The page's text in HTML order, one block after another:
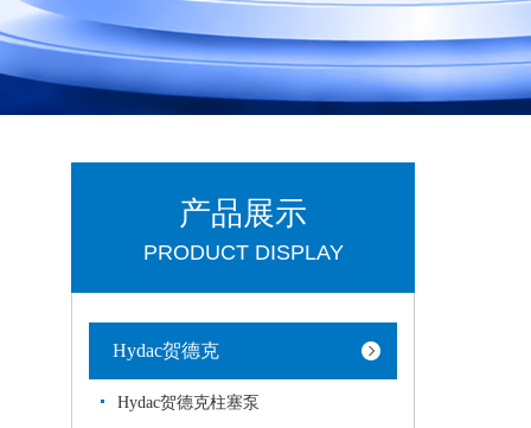
产品展示
PRODUCT DISPLAY
Hydac贺德克
Hydac贺德克柱塞泵